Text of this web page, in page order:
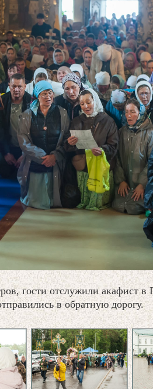
гости отслужили акафист в
в обратную дорогу.